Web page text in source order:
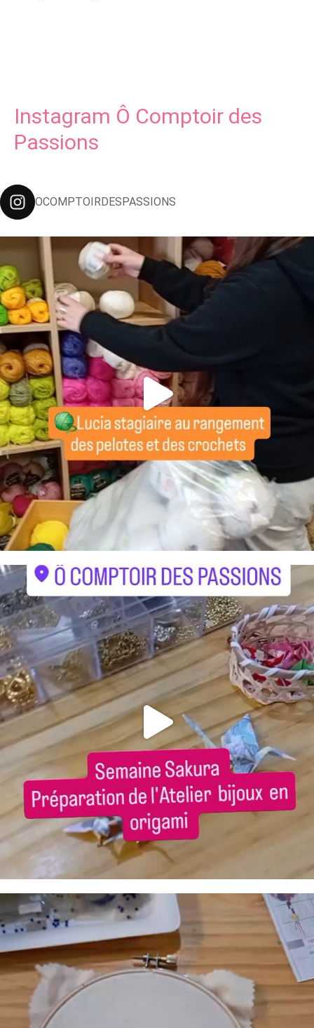
Instagram Ô Comptoir des
Passions
OCOMPTOIRDESPASSIONS